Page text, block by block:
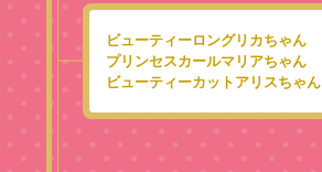
ビューティーロングリカちゃん
プリンセスカールマリアちゃん
ビューティーカットアリスちゃん